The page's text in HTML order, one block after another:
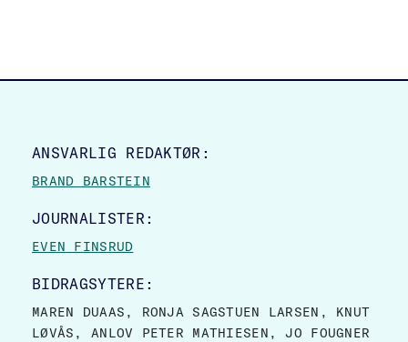
SITE FOOTER
ANSVARLIG REDAKTØR:
BRAND BARSTEIN
JOURNALISTER:
EVEN FINSRUD
BIDRAGSYTERE:
MAREN DUAAS, RONJA SAGSTUEN LARSEN, KNUT
LØVÅS, ANLOV PETER MATHIESEN, JO FOUGNER